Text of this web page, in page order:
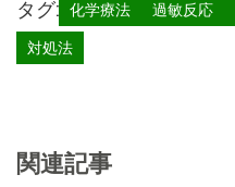
タグ: 化学療法 過敏反応
対処法
関連記事